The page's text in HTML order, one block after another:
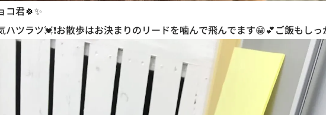
コ君🍀✨
ハツラツ💓❗️お散歩はお決まりのリードを噛んで飛んでます😁💕ご飯もし